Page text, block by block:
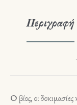
Περιγραφή
Ο βίος, οι